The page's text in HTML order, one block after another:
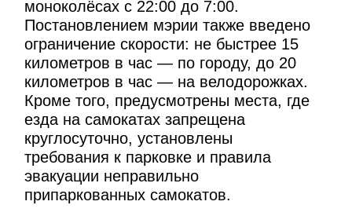
моноколёсах с 22:00 до 7:00.
Постановлением мэрии также введено
ограничение скорости: не быстрее 15
километров в час — по городу, до 20
километров в час — на велодорожках.
Кроме того, предусмотрены места, где
езда на самокатах запрещена
круглосуточно, установлены
требования к парковке и правила
эвакуации неправильно
припаркованных самокатов.